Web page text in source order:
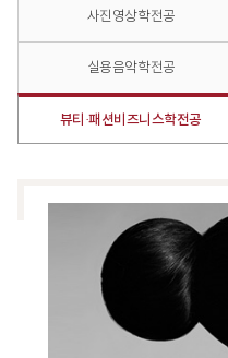
사진영상학전공
실용음악학전공
뷰티·패션비즈니스학전공